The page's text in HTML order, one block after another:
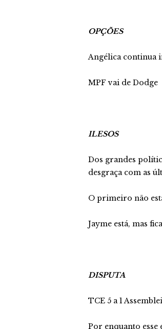
OPÇÕES
Angélica continua
MPF vai de Dodge
ILESOS
Dos grandes
desgraça com as
O primeiro não
Jayme está, mas
DISPUTA
TCE 5 a 1
Por enquanto esse